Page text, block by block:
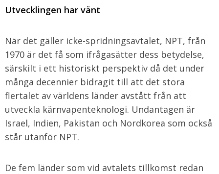
Utvecklingen har vänt
När det gäller icke-spridningsavtalet, NPT, från
1970 är det få som ifrågasätter dess betydelse,
särskilt i ett historiskt perspektiv då det under
många decennier bidragit till att det stora
flertalet av världens länder avstått från att
utveckla kärnvapenteknologi. Undantagen är
Israel, Indien, Pakistan och Nordkorea som också
står utanför NPT.
De fem länder som vid avtalets tillkomst redan